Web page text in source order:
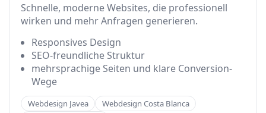
Schnelle, moderne Websites, die professionell
wirken und mehr Anfragen generieren.
Responsives Design
SEO-freundliche Struktur
mehrsprachige Seiten und klare Conversion-
Wege
Webdesign Javea
Webdesign Costa Blanca